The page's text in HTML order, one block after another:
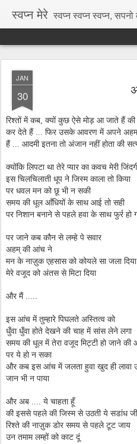
स्वप्न मेरे स्वप्न स्वप्न स्वप्न,
JAN
30
रिश्तों में कब, क्यों कुछ ऐसे मोड़ आ जाते हैं
कर देते हैं ... फिर उसके आवरण में अपने अहम्,
हैं ... आदमी इतना तो अंजान नहीं होता
क्योंकि लिपटा था तेरे प्यार का कवच मेरी
इस चिलचिलाती धूप ने जिस्म काला तो किया
पर धवल मन को छू भी न सकी
समय की धूल आँधियों के साथ आई तो सही
पर निशान बनाने से पहले हवा के साथ फुर्र हो
पर जाने कब कौन से लम्हे पे सवार
अहम् की आंच ने
मन के नाज़ुक एहसास को कोयले सा जला दिया
मेरे वजूद को अंतस से मिटा दिया
और मैं .....
इस आंच में तुम्हारे पिघलते अस्तित्व को
धुँवा धुँवा होते देखने की चाह में सांस लेने लगा
समय की धूल में तेरा वजूद मिट्टी हो जाने की
पर ये हो न सका
और कब इस आंच में जलता हुवा खुद ही लावा
जान भी न पाया
और अब .... ये चाहता हूँ
की इससे पहले की जिस्म से उठती ये सडांध
रिश्ते की नाज़ुक डोर समय से पहले टूट जाय
उन तमाम लम्हों को काट दूं